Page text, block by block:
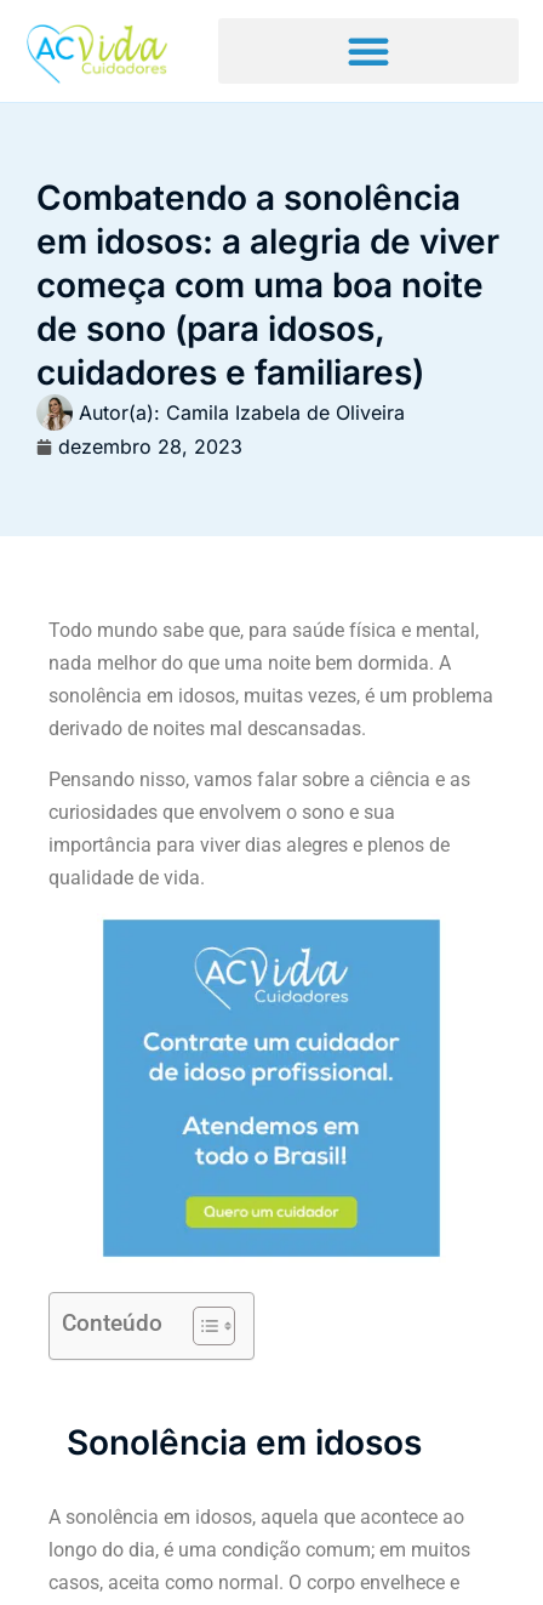
Combatendo a sonolência
em idosos: a alegria de viver
começa com uma boa noite
de sono (para idosos,
cuidadores e familiares)
Autor(a): Camila Izabela de Oliveira
dezembro 28, 2023
Todo mundo sabe que, para saúde física e mental,
nada melhor do que uma noite bem dormida. A
sonolência em idosos, muitas vezes, é um problema
derivado de noites mal descansadas.
Pensando nisso, vamos falar sobre a ciência e as
curiosidades que envolvem o sono e sua
importância para viver dias alegres e plenos de
qualidade de vida.
Conteúdo
Sonolência em idosos
A sonolência em idosos, aquela que acontece ao
longo do dia, é uma condição comum; em muitos
casos, aceita como normal. O corpo envelhece e